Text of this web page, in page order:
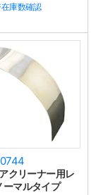
庫数確認
クリーナー用レ
ーマルタイプ